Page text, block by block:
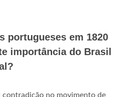
portugueses em 1820
importância do Brasil
no movimento de